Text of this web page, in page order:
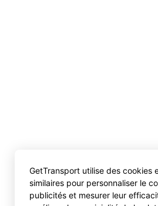
GetTransport utilise des cookies
similaires pour personnaliser le
publicités et mesurer leur